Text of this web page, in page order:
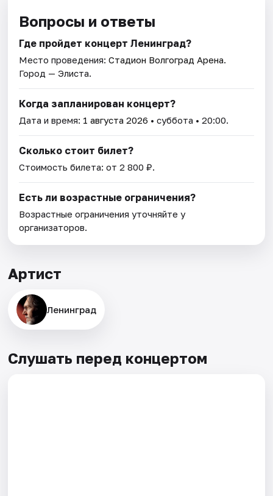
Вопросы и ответы
Где пройдет концерт Ленинград?
Место проведения:Стадион Волгоград Арена.
Город — Элиста.
Когда запланирован концерт?
Дата и время: 1 августа 2026 • суббота • 20:00.
Сколько стоит билет?
Стоимость билета: от 2 800 ₽.
Есть ли возрастные ограничения?
Возрастные ограничения уточняйте у
организаторов.
Артист
Ленинград
Слушать перед концертом